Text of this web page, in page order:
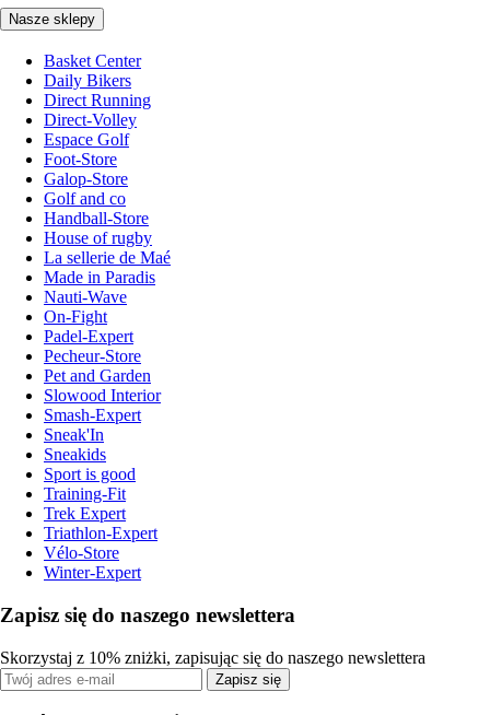
Nasze sklepy
Basket Center
Daily Bikers
Direct Running
Direct-Volley
Espace Golf
Foot-Store
Galop-Store
Golf and co
Handball-Store
House of rugby
La sellerie de Maé
Made in Paradis
Nauti-Wave
On-Fight
Padel-Expert
Pecheur-Store
Pet and Garden
Slowood Interior
Smash-Expert
Sneak'In
Sneakids
Sport is good
Training-Fit
Trek Expert
Triathlon-Expert
Vélo-Store
Winter-Expert
Zapisz się do naszego newslettera
Skorzystaj z 10% zniżki, zapisując się do naszego newslettera
Zapisz się